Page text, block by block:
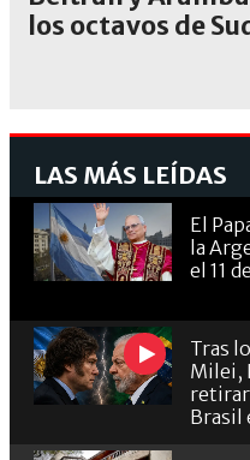
los octavos de
LAS MÁS LEÍDAS
El
la
el 11
Tras
Milei,
retirar
Brasil